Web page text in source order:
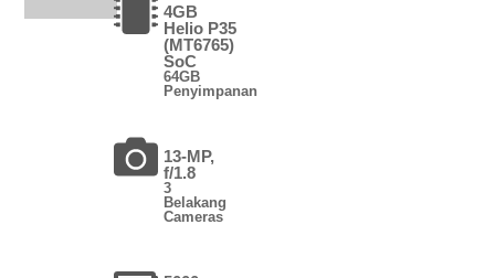
4GB
Helio P35
(MT6765)
SoC
64GB
Penyimpanan
13-MP,
f/1.8
3
Belakang
Cameras